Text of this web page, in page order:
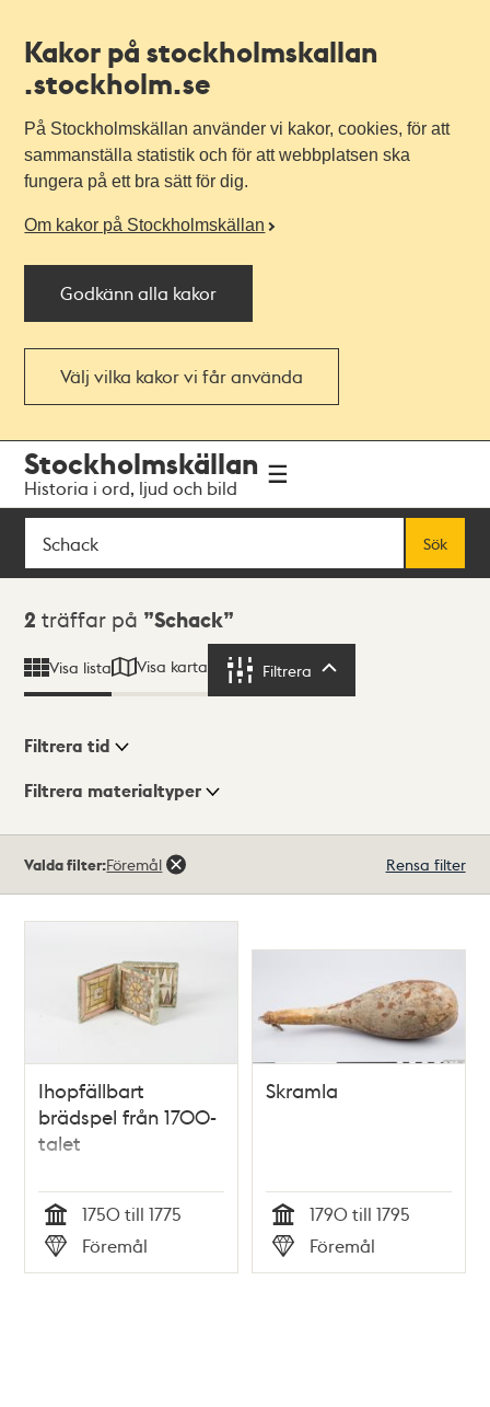
Kakor på stockholmskallan
.stockholm.se
På Stockholmskällan använder vi kakor, cookies, för att
sammanställa statistik och för att webbplatsen ska
fungera på ett bra sätt för dig.
Om kakor på Stockholmskällan
Godkänn alla kakor
Välj vilka kakor vi får använda
navigationen
huvudinnehållet
Stockholmskällan
Historia i ord, ljud och bild
Sök
Sök
Sökresultat
2 träffar på Schack
Visa lista Visa karta Filtrera
Visningsläge
Filtrera tid
Filtrera materialtyper
träffar
Valda filter:Föremål Rensa filter
Ihopfällbart
brädspel från 1700-
talet
Tid
1750 till 1775
Typ
Föremål
Skramla
Tid
1790 till 1795
Typ
Föremål